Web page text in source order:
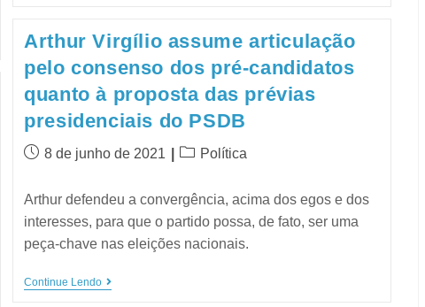
Arthur Virgílio assume articulação
pelo consenso dos pré-candidatos
quanto à proposta das prévias
presidenciais do PSDB
8 de junho de 2021 Política
Arthur defendeu a convergência, acima dos egos e dos
interesses, para que o partido possa, de fato, ser uma
peça-chave nas eleições nacionais.
Continue Lendo